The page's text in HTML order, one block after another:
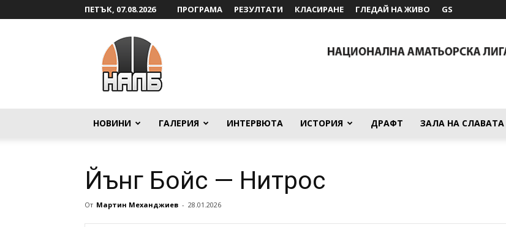
ПЕТЪК, 07.08.2026 ПРОГРАМА РЕЗУЛТАТИ КЛАСИРАНЕ ГЛЕДАЙ НА ЖИВО GS
НОВИНИ ГАЛЕРИЯ ИНТЕРВЮТА ИСТОРИЯ ДРАФТ ЗАЛА НА СЛАВАТА
Йънг Бойс — Нитрос
От Мартин Механджиев - 28.01.2026